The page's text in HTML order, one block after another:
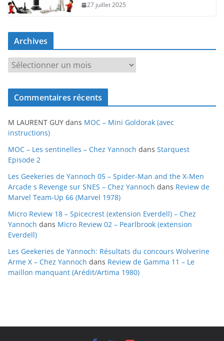
27 juillet 2025
Archives
c
v
e
s
Commentaires récents
M LAURENT GUY dans MOC – Mini Goldorak (avec
instructions)
MOC – Les sentinelles – Chez Yannoch dans Starquest
Episode 2
Les Geekeries de Yannoch 05 – Spider-Man and the X-Men
Arcade s Revenge sur SNES – Chez Yannoch dans Review de
Marvel Team-Up 66 (Marvel 1978)
Micro Review 18 – Spicecrest (extension Everdell) – Chez
Yannoch dans Micro Review 02 – Pearlbrook (extension
Everdell)
Les Geekeries de Yannoch: Résultats du concours Wolverine
Arme X – Chez Yannoch dans Review de Gamma 11 – Le
maillon manquant (Arédit/Artima 1980)